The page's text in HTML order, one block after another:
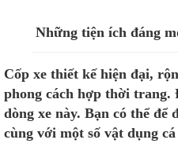
Những tiện ích đáng
Cốp xe thiết kế hiện đại,
phong cách hợp thời trang.
dòng xe này. Bạn có thể để
cùng với một số vật dụng